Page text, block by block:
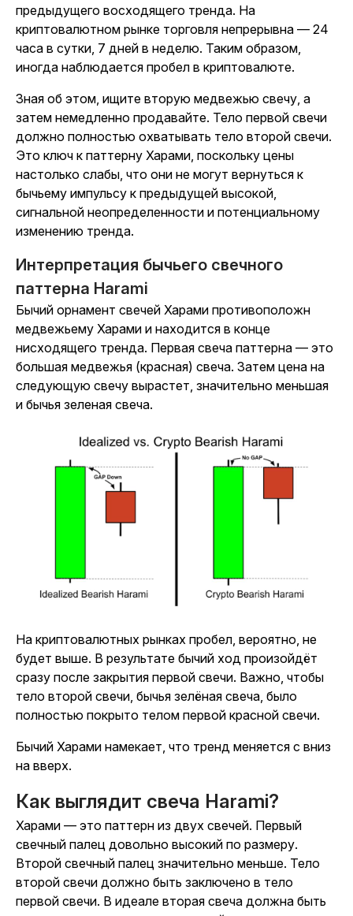
предыдущего восходящего тренда. На
криптовалютном рынке торговля непрерывна — 24
часа в сутки, 7 дней в неделю. Таким образом,
иногда наблюдается пробел в криптовалюте.
Зная об этом, ищите вторую медвежью свечу, а
затем немедленно продавайте. Тело первой свечи
должно полностью охватывать тело второй свечи.
Это ключ к паттерну Харами, поскольку цены
настолько слабы, что они не могут вернуться к
бычьему импульсу к предыдущей высокой,
сигнальной неопределенности и потенциальному
изменению тренда.
Интерпретация бычьего свечного
паттерна Harami
Бычий орнамент свечей Харами противоположн
медвежьему Харами и находится в конце
нисходящего тренда. Первая свеча паттерна — это
большая медвежья (красная) свеча. Затем цена на
следующую свечу вырастет, значительно меньшая
и бычья зеленая свеча.
На криптовалютных рынках пробел, вероятно, не
будет выше. В результате бычий ход произойдёт
сразу после закрытия первой свечи. Важно, чтобы
тело второй свечи, бычья зелёная свеча, было
полностью покрыто телом первой красной свечи.
Бычий Харами намекает, что тренд меняется с вниз
на вверх.
Как выглядит свеча Harami?
Харами — это паттерн из двух свечей. Первый
свечный палец довольно высокий по размеру.
Второй свечный палец значительно меньше. Тело
второй свечи должно быть заключено в тело
первой свечи. В идеале вторая свеча должна быть